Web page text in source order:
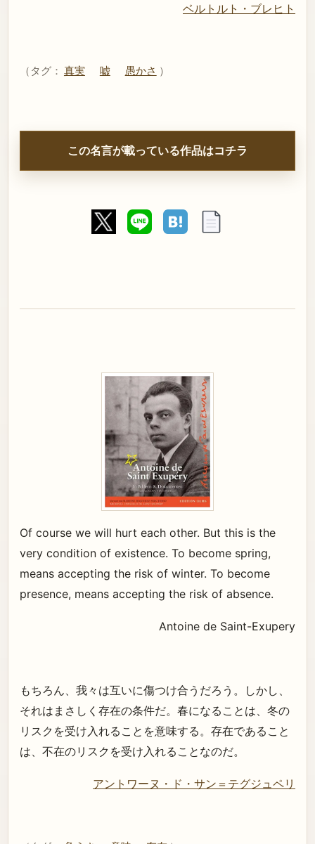
ベルトルト・ブレヒト
（タグ： 真実 嘘 愚かさ ）
この名言が載っている作品はコチラ
Of course we will hurt each other. But this is the
very condition of existence. To become spring,
means accepting the risk of winter. To become
presence, means accepting the risk of absence.
Antoine de Saint-Exupery
もちろん、我々は互いに傷つけ合うだろう。しかし、
それはまさしく存在の条件だ。春になることは、冬の
リスクを受け入れることを意味する。存在であること
は、不在のリスクを受け入れることなのだ。
アントワーヌ・ド・サン＝テグジュペリ